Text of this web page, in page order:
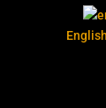
English